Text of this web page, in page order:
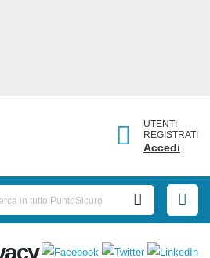
UTENTI
REGISTRATI
Accedi